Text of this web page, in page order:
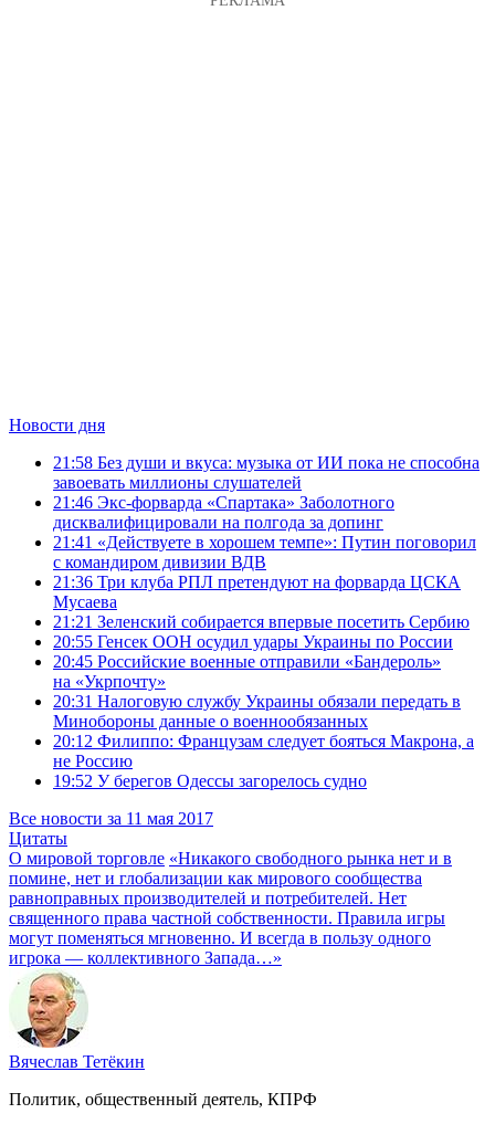
Новости дня
21:58 Без души и вкуса: музыка от ИИ пока не способна
завоевать миллионы слушателей
21:46 Экс-форварда «Спартака» Заболотного
дисквалифицировали на полгода за допинг
21:41 «Действуете в хорошем темпе»: Путин поговорил
с командиром дивизии ВДВ
21:36 Три клуба РПЛ претендуют на форварда ЦСКА
Мусаева
21:21 Зеленский собирается впервые посетить Сербию
20:55 Генсек ООН осудил удары Украины по России
20:45 Российские военные отправили «Бандероль»
на «Укрпочту»
20:31 Налоговую службу Украины обязали передать в
Минобороны данные о военнообязанных
20:12 Филиппо: Французам следует бояться Макрона, а
не Россию
19:52 У берегов Одессы загорелось судно
Все новости за 11 мая 2017
Цитаты
О мировой торговле «Никакого свободного рынка нет и в
помине, нет и глобализации как мирового сообщества
равноправных производителей и потребителей. Нет
священного права частной собственности. Правила игры
могут поменяться мгновенно. И всегда в пользу одного
игрока — коллективного Запада…»
Вячеслав Тетёкин
Политик, общественный деятель, КПРФ